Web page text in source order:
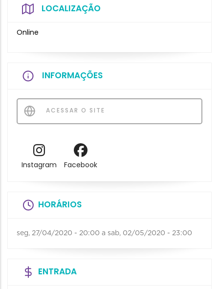
LOCALIZAÇÃO
Online
INFORMAÇÕES
ACESSAR O SITE
Instagram Facebook
HORÁRIOS
seg, 27/04/2020 - 20:00 a sab, 02/05/2020 - 23:00
ENTRADA